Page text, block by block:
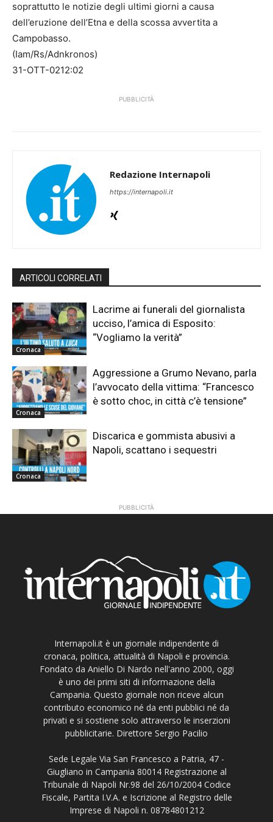
soprattutto le notizie degli ultimi giorni a causa
dell’eruzione dell’Etna e della scossa avvertita a
Campobasso.
(Iam/Rs/Adnkronos)
31-OTT-0212:02
PUBBLICITÀ
Redazione Internapoli
https://internapoli.it
ARTICOLI CORRELATI
Cronaca
Lacrime ai funerali del giornalista
ucciso, l’amica di Esposito:
“Vogliamo la verità”
Cronaca
Aggressione a Grumo Nevano, parla
l’avvocato della vittima: “Francesco
è sotto choc, in città c’è tensione”
Cronaca
Discarica e gommista abusivi a
Napoli, scattano i sequestri
PUBBLICITÀ
Internapoli.it è un giornale indipendente di
cronaca, politica, attualità di Napoli e provincia.
Fondato da Aniello Di Nardo nell'anno 2000, oggi
è uno dei primi siti di informazione della
Campania. Questo giornale non riceve alcun
contributo economico né da enti pubblici né da
privati e si sostiene solo attraverso le inserzioni
pubblicitarie. Direttore Sergio Pacilio
Sede Legale Via San Francesco a Patria, 47 -
Giugliano in Campania 80014 Registrazione al
Tribunale di Napoli Nr.98 del 26/10/2004 Codice
Fiscale, Partita I.V.A. e Iscrizione al Registro delle
Imprese di Napoli n. 08784801212